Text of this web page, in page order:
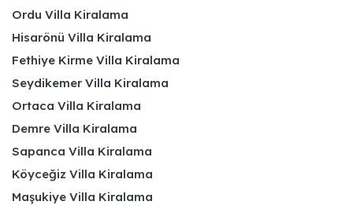
Ordu Villa Kiralama
Hisarönü Villa Kiralama
Fethiye Kirme Villa Kiralama
Seydikemer Villa Kiralama
Ortaca Villa Kiralama
Demre Villa Kiralama
Sapanca Villa Kiralama
Köyceğiz Villa Kiralama
Maşukiye Villa Kiralama